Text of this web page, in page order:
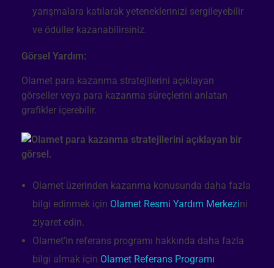
yarışmalara katılarak yeteneklerinizi sergileyebilir
ve ödüller kazanabilirsiniz.
Görsel Yardım:
Olamet para kazanma stratejilerini açıklayan
görseller veya para kazanma süreçlerini anlatan
grafikler içerebilir.
Olamet üzerinden kazanma konusunda daha fazla
bilgi edinmek için Olamet Resmi Yardım Merkezini
ziyaret edin.
Olamet’in referans programı hakkında daha fazla
bilgi almak için Olamet Referans Programı